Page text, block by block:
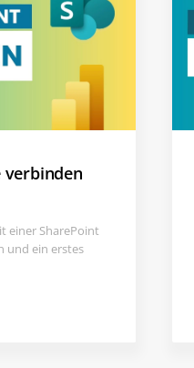
verbinden
einer SharePoint
und ein erstes